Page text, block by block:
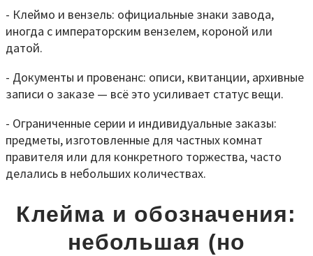
- Клеймо и вензель: официальные знаки завода,
иногда с императорским вензелем, короной или
датой.
- Документы и провенанс: описи, квитанции, архивные
записи о заказе — всё это усиливает статус вещи.
- Ограниченные серии и индивидуальные заказы:
предметы, изготовленные для частных комнат
правителя или для конкретного торжества, часто
делались в небольших количествах.
Клейма и обозначения:
небольшая (но